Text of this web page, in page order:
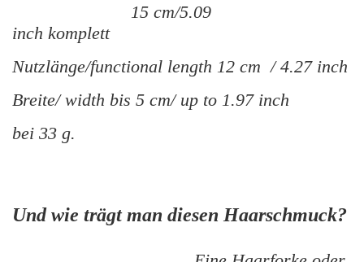
15 cm/5.09
inch komplett
Nutzlänge/functional length 12 cm / 4.27 inch
Breite/ width bis 5 cm/ up to 1.97 inch
bei 33 g.
Und wie trägt man diesen Haarschmuck?